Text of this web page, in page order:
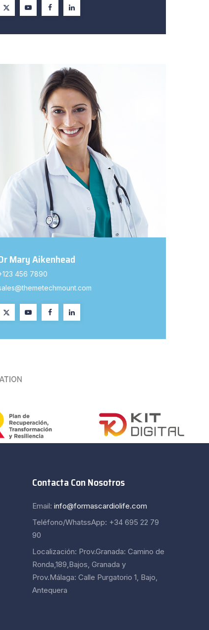
Mary Aikenhead
456 7890
Contacta Con Nosotros
Email: info@formascardiolife.com
Teléfono/WhatssApp: +34 695 22 79
90
Localización: Prov.Granada: Camino de
Ronda,189,Bajos, Granada y
Prov.Málaga: Calle Purgatorio 1, Bajo,
Antequera